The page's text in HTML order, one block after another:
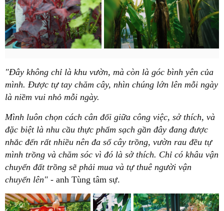
"Đây không chỉ là khu vườn, mà còn là góc bình yên của
mình. Được tự tay chăm cây, nhìn chúng lớn lên mỗi ngày
là niềm vui nhỏ mỗi ngày.
Mình luôn chọn cách cân đối giữa công việc, sở thích, và
đặc biệt là nhu cầu thực phẩm sạch gần đây đang được
nhắc đến rất nhiều nên đa số cây trồng, vườn rau đều tự
mình trồng và chăm sóc vì đó là sở thích. Chỉ có khâu vận
chuyển đất trồng sẽ phải mua và tự thuê người vận
chuyển lên" - anh Tùng tâm sự.